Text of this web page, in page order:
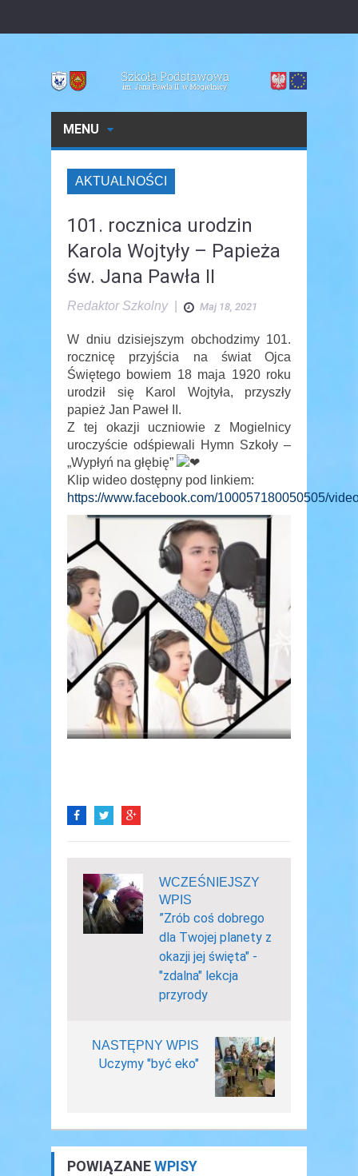
MENU
AKTUALNOŚCI
101. rocznica urodzin
Karola Wojtyły – Papieża
św. Jana Pawła II
Redaktor Szkolny| Maj 18, 2021
W dniu dzisiejszym obchodzimy 101.
rocznicę przyjścia na świat Ojca
Świętego bowiem 18 maja 1920 roku
urodził się Karol Wojtyła, przyszły
papież Jan Paweł II.
Z tej okazji uczniowie z Mogielnicy
uroczyście odśpiewali Hymn Szkoły –
„Wypłyń na głębię”
Klip wideo dostępny pod linkiem:
https://www.facebook.com/100057180050505/
WCZEŚNIEJSZY
WPIS
”Zrób coś dobrego
dla Twojej planety z
okazji jej święta" -
"zdalna" lekcja
przyrody
NASTĘPNY WPIS
Uczymy "być eko"
POWIĄZANEWPISY